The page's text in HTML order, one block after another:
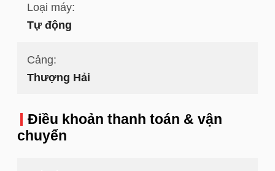
Loại máy:
Tự động
Cảng:
Thượng Hải
Điều khoản thanh toán & vận
chuyển